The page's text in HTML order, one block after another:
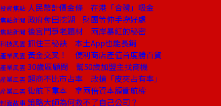
投資焦點 人民幣計價金條 在港「合體」吸金
焦點新聞 政府奪田挖湖 財團等伸手撈好處
焦點新聞 後宮鬥爭老題材 兩岸暴紅的秘密
科技風雲 抓住三秘訣 本土App也能長銷
產業風雲 黃金交叉！ 便利商店產值首度勝百貨
產業風雲 30歲區顧問 幫50歲加盟主找商機
產業風雲 超商不比市占率 改搶「皮夾占有率」
產業風雲 復航下重本 拿兩倍資本額衝航權
封面故事 策略大師為何救不了自己公司？